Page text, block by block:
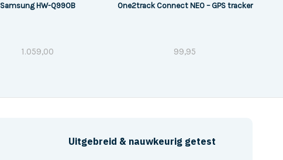
Samsung HW-Q990B
1.059,00
One2track Connect NEO – GPS tracker
99,95
Uitgebreid & nauwkeurig getest